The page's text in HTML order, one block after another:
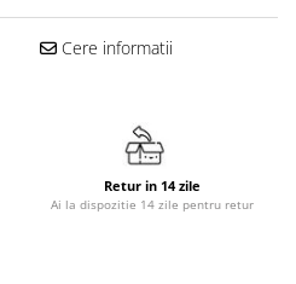
Cere informatii
Retur in 14 zile
Ai la dispozitie 14 zile pentru retur